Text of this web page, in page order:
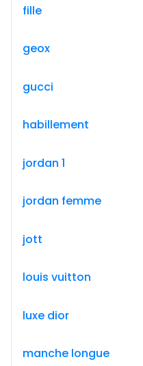
fille
geox
gucci
habillement
jordan 1
jordan femme
jott
louis vuitton
luxe dior
manche longue